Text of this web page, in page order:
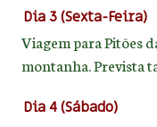
Dia 3 (Sexta-Feira)
Viagem para Pitões
montanha. Prevista
Dia 4 (Sábado)